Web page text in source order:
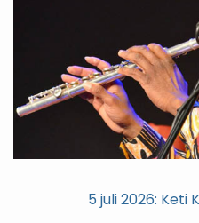
5 juli 2026: Keti